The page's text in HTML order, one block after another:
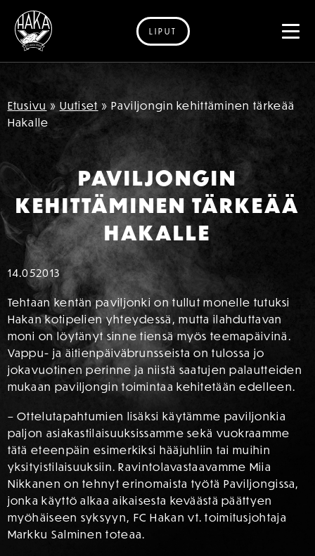
Siirry sisältöön
LIPUT
Etusivu » Uutiset » Paviljongin kehittäminen tärkeää
Hakalle
PAVILJONGIN
KEHITTÄMINEN TÄRKEÄÄ
HAKALLE
14.052013
Tehtaan kentän paviljonki on tullut monelle tutuksi
Hakan kotipelien yhteydessä, mutta ilahduttavan
moni on löytänyt sinne tiensä myös teemapäivinä.
Vappu- ja äitienpäiväbrunsseista on tulossa jo
jokavuotinen perinne ja niistä saatujen palautteiden
mukaan paviljongin toimintaa kehitetään edelleen.
– Ottelutapahtumien lisäksi käytämme paviljonkia
paljon asiakastilaisuuksissamme sekä vuokraamme
tätä eteenpäin esimerkiksi hääjuhliin tai muihin
yksityistilaisuuksiin. Ravintolavastaavamme Miia
Nikkanen on tehnyt erinomaista työtä Paviljongissa,
jonka käyttö alkaa aikaisesta keväästä päättyen
myöhäiseen syksyyn, FC Hakan vt. toimitusjohtaja
Markku Salminen toteaa.